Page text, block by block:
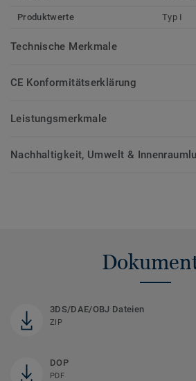
Produktwerte Typ I
Technische Merkmale
CE Konformitätserklärung
Leistungsmerkmale
Nachhaltigkeit, Umwelt &
3DS/DAE/OBJ Dateien
ZIP
DOP
PDF